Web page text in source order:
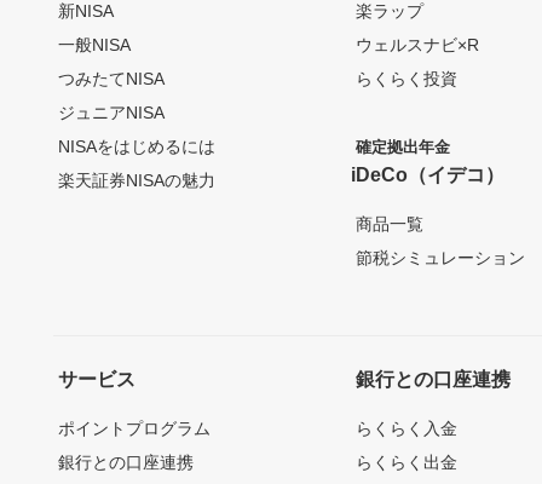
新NISA
一般NISA
つみたてNISA
ジュニアNISA
NISAをはじめるには
楽天証券NISAの魅力
楽ラップ
ウェルスナビ×R
らくらく投資
確定拠出年金
iDeCo（イデコ）
商品一覧
節税シミュレーション
サービス
ポイントプログラム
銀行との口座連携
銀行との口座連携
らくらく入金
らくらく出金